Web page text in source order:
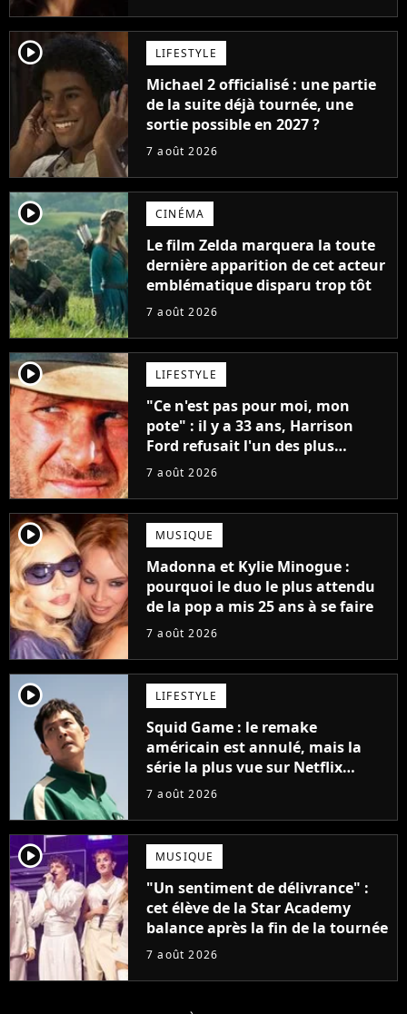
player2 LIFESTYLE
Michael 2 officialisé : une partie
de la suite déjà tournée, une
sortie possible en 2027 ?
7 août 2026
player2 CINÉMA
Le film Zelda marquera la toute
dernière apparition de cet acteur
emblématique disparu trop tôt
7 août 2026
player2 LIFESTYLE
"Ce n'est pas pour moi, mon
pote" : il y a 33 ans, Harrison
Ford refusait l'un des plus
grands succès de tous les temps
7 août 2026
player2 MUSIQUE
Madonna et Kylie Minogue :
pourquoi le duo le plus attendu
de la pop a mis 25 ans à se faire
7 août 2026
player2 LIFESTYLE
Squid Game : le remake
américain est annulé, mais la
série la plus vue sur Netflix
pourrait avoir une version
7 août 2026
player2 MUSIQUE
"Un sentiment de délivrance" :
cet élève de la Star Academy
balance après la fin de la tournée
7 août 2026